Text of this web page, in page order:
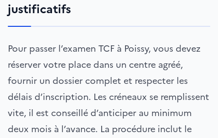
justificatifs
Pour passer l’examen TCF à Poissy, vous devez
réserver votre place dans un centre agréé,
fournir un dossier complet et respecter les
délais d’inscription. Les créneaux se remplissent
vite, il est conseillé d’anticiper au minimum
deux mois à l’avance. La procédure inclut le